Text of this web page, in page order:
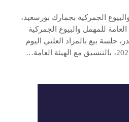
الجمركية بجمارك بورسعيد،
للمهمل والبيوع الجمركية
جلسة بيع بالمزاد العلني اليوم